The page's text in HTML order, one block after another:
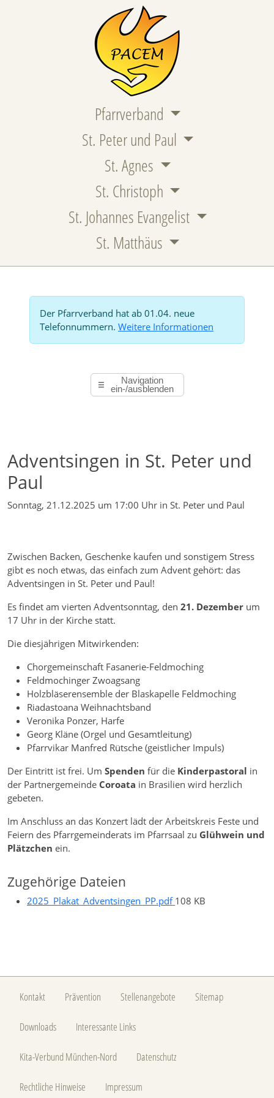
Pfarrverband
St. Peter und Paul
St. Agnes
St. Christoph
St. Johannes Evangelist
St. Matthäus
Der Pfarrverband hat ab 01.04. neue
Telefonnummern. Weitere Informationen
Navigation
ein-/ausblenden
Adventsingen in St. Peter und
Paul
Sonntag, 21.12.2025 um 17:00 Uhr in St. Peter und Paul
Zwischen Backen, Geschenke kaufen und sonstigem Stress
gibt es noch etwas, das einfach zum Advent gehört: das
Adventsingen in St. Peter und Paul!
Es findet am vierten Adventsonntag, den 21. Dezember um
17 Uhr in der Kirche statt.
Die diesjährigen Mitwirkenden:
Chorgemeinschaft Fasanerie-Feldmoching
Feldmochinger Zwoagsang
Holzbläserensemble der Blaskapelle Feldmoching
Riadastoana Weihnachtsband
Veronika Ponzer, Harfe
Georg Kläne (Orgel und Gesamtleitung)
Pfarrvikar Manfred Rütsche (geistlicher Impuls)
Der Eintritt ist frei. Um Spenden für die Kinderpastoral in
der Partnergemeinde Coroata in Brasilien wird herzlich
gebeten.
Im Anschluss an das Konzert lädt der Arbeitskreis Feste und
Feiern des Pfarrgemeinderats im Pfarrsaal zu Glühwein und
Plätzchen ein.
Zugehörige Dateien
2025_Plakat_Adventsingen_PP.pdf 108 KB
Kontakt Prävention Stellenangebote Sitemap
Downloads Interessante Links
Kita-Verbund München-Nord Datenschutz
Rechtliche Hinweise Impressum